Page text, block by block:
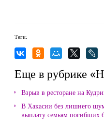
Теги:
Еще в рубрике
Взрыв в ресторане на
В Хакасии без лишнего
выплату семьям